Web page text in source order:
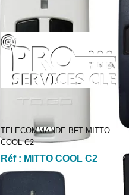
TELECOMMANDE BFT MITTO
COOL C2
Réf : MITTO COOL C2